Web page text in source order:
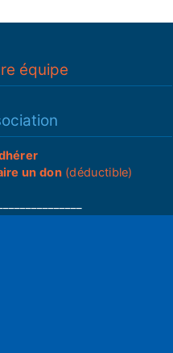
équipe
un don(déductible)